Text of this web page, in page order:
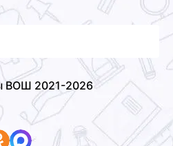
ВОШ 2021-2026